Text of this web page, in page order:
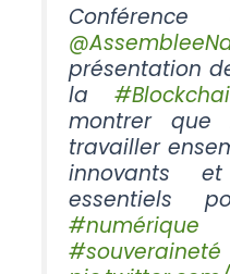
présentation
la
montrer que
travailler
innovants
essentiels
#numérique
#souveraineté